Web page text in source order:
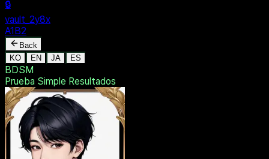
Personal
+
New Vault
SHARED
🔒
private_01
3
🔒
vault_2y8x
A1B2
Back
KO
EN JA ES